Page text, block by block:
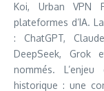
Koi, Urban VPN
plateformes d’IA.
: ChatGPT,
DeepSeek, Grok
nommés.
historique : une